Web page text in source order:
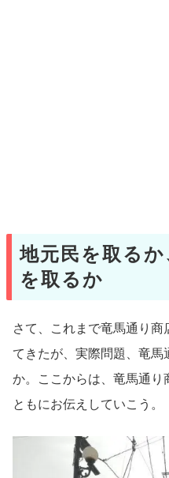
地元民を取る
を取るか
さて、これまで竜馬通り
てきたが、実際問題、竜
か。ここからは、竜馬通り
ともにお伝えしていこう。